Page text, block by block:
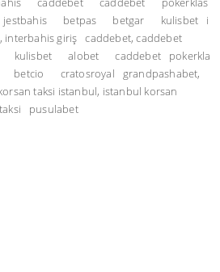
jestbahis betpas betgar kulisbet
i
interbahis giriş
caddebet, caddebet
kulisbet alobet caddebet
pokerkla
betcio cratosroyal
grandpashabet,
taksi istanbul, istanbul korsan
taksi
pusulabet